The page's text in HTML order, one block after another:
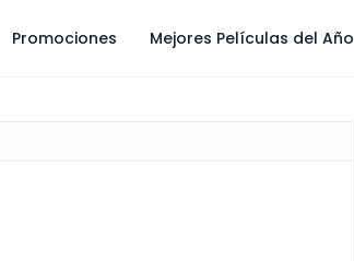
Promociones Mejores Películas del Año